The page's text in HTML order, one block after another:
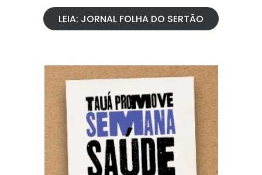
LEIA: JORNAL FOLHA DO SERTÃO